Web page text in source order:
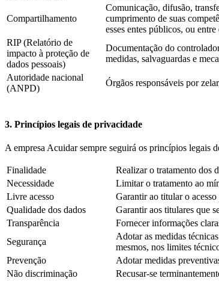
Compartilhamento
Comunicação, difusão,
cumprimento de suas
esses entes públicos, ou
RIP (Relatório de
impacto à proteção de
dados pessoais)
Documentação do
medidas, salvaguardas e
Autoridade nacional
(ANPD)
Órgãos responsáveis por
3. Princípios legais de privacidade
A empresa Acuidar sempre seguirá os princípios legais
Finalidade
Realizar o tratamento dos
Necessidade
Limitar o tratamento ao
Livre acesso
Garantir ao titular o
Qualidade dos dados
Garantir aos titulares que
Transparência
Fornecer informações
Segurança
Adotar as medidas
mesmos, nos limites
Prevenção
Adotar medidas
Não discriminação
Recusar-se